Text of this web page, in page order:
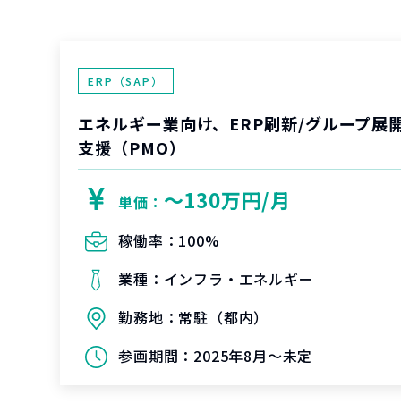
ERP（SAP）
エネルギー業向け、ERP刷新/グループ展
支援（PMO）
単価： 〜130万円/月
稼働率： 100%
業種： インフラ・エネルギー
勤務地： 常駐（都内）
参画期間： 2025年8月～未定